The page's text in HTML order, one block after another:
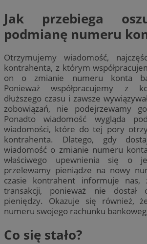
Jak przebiega
podmianę numeru
Otrzymujemy wiadomość,
kontrahenta, z którym
on o zmianie numeru konta
Ponieważ współpracujemy z
dłuższego czasu i zawsze
zobowiązań, nie podejrzewamy
Ponadto wiadomość wygląda
wiadomości, które do tej pory
kontrahenta. Dlatego, gdy
wiadomość o zmianie numeru
właściwego upewnienia się o
przelewamy pieniądze na nowy
czasie kontrahent informuje nas,
transakcji, ponieważ nie dostał
pieniędzy. Okazuje się również,
numeru swojego rachunku
Co się stało?